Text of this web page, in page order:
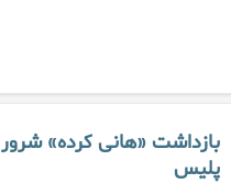
بازداشت «هانی کرده»
پلیس